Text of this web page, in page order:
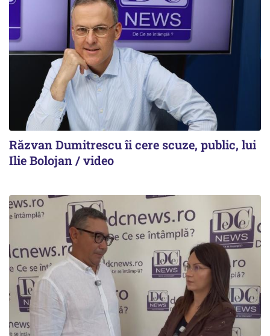
Răzvan Dumitrescu îi cere scuze, public, lui
Ilie Bolojan / video